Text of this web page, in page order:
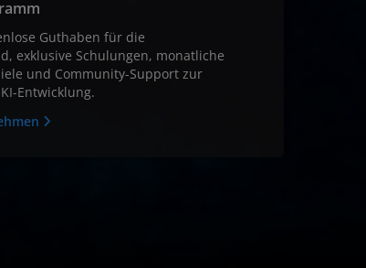
Guthaben für die
exklusive Schulungen, monatliche
und Community-Support zur
Entwicklung.